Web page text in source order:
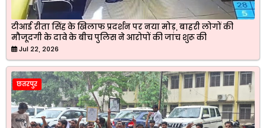
टीआई रीता सिंह के खिलाफ प्रदर्शन पर नया मोड़, बाहरी लोगों की
मौजूदगी के दावे के बीच पुलिस ने आरोपों की जांच शुरू की
Jul 22, 2026
छतरपुर